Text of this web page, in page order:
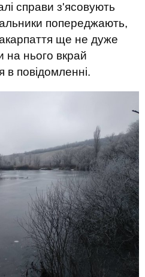
справи з'ясовують
попереджають,
ще не дуже
на нього вкрай
в повідомленні.